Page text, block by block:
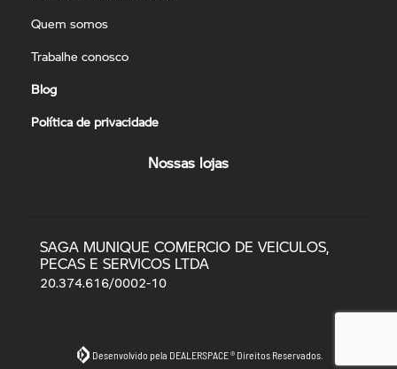
Quem somos
Trabalhe conosco
Blog
Política de privacidade
Nossas lojas
SAGA MUNIQUE COMERCIO DE VEICULOS,
PECAS E SERVICOS LTDA
20.374.616/0002-10
Desenvolvido pela DEALERSPACE ® Direitos Reservados.